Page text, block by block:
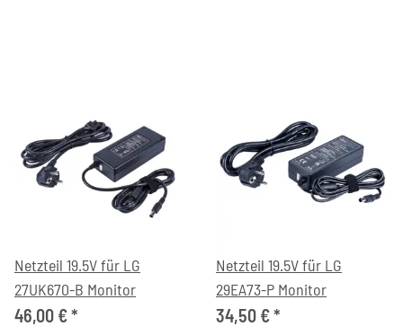
Netzteil 19.5V für LG
27UK670-B Monitor
46,00 €*
Netzteil 19.5V für LG
29EA73-P Monitor
34,50 €*